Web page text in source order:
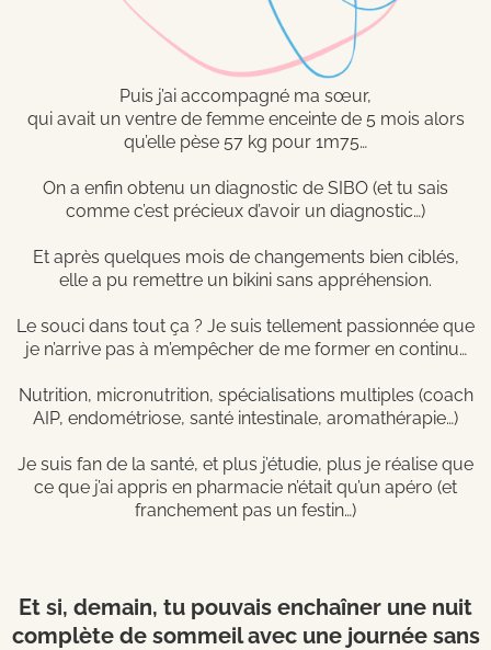
Puis j’ai accompagné ma sœur,
qui avait un ventre de femme enceinte de 5 mois alors
qu’elle pèse 57 kg pour 1m75…
On a enfin obtenu un diagnostic de SIBO (et tu sais
comme c’est précieux d’avoir un diagnostic…)
Et après quelques mois de changements bien ciblés,
elle a pu remettre un bikini sans appréhension.
Le souci dans tout ça ? Je suis tellement passionnée que
je n’arrive pas à m’empêcher de me former en continu…
Nutrition, micronutrition, spécialisations multiples (coach
AIP, endométriose, santé intestinale, aromathérapie…)
Je suis fan de la santé, et plus j’étudie, plus je réalise que
ce que j’ai appris en pharmacie n’était qu’un apéro (et
franchement pas un festin…)
Et si, demain, tu pouvais enchaîner une nuit
complète de sommeil avec une journée sans